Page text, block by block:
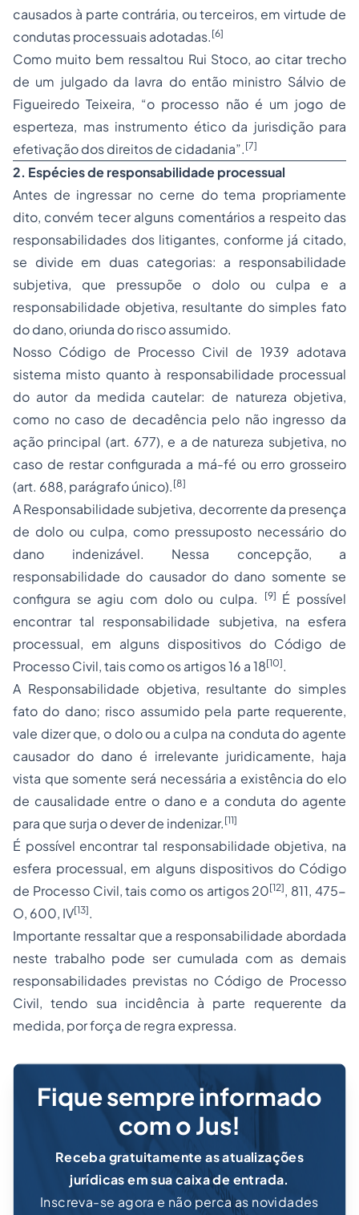
causados à parte contrária, ou terceiros, em virtude de
condutas processuais adotadas. [6]
Como muito bem ressaltou Rui Stoco, ao citar trecho
de um julgado da lavra do então ministro Sálvio de
Figueiredo Teixeira, “o processo não é um jogo de
esperteza, mas instrumento ético da jurisdição para
efetivação dos direitos de cidadania”. [7]
2. Espécies de responsabilidade processual
Antes de ingressar no cerne do tema propriamente
dito, convém tecer alguns comentários a respeito das
responsabilidades dos litigantes, conforme já citado,
se divide em duas categorias: a responsabilidade
subjetiva, que pressupõe o dolo ou culpa e a
responsabilidade objetiva, resultante do simples fato
do dano, oriunda do risco assumido.
Nosso Código de ProcessoCivil de 1939 adotava
sistema misto quanto à responsabilidade processual
do autor da medida cautelar: de natureza objetiva,
como no caso de decadência pelo não ingresso da
ação principal (art. 677), e a de natureza subjetiva, no
caso de restar configurada a má-fé ou erro grosseiro
(art. 688, parágrafo único). [8]
A Responsabilidade subjetiva, decorrente da presença
de dolo ou culpa, como pressuposto necessário do
dano indenizável. Nessa concepção, a
responsabilidade do causador do dano somente se
configura se agiu com dolo ou culpa.
[9] É possível
encontrar tal responsabilidade subjetiva, na esfera
processual, em alguns dispositivos do Código de
Processo Civil, tais como os artigos 16 a 18[10].
A Responsabilidade objetiva, resultante do simples
fato do dano; risco assumido pela parte requerente,
vale dizer que, o dolo ou a culpa na conduta do agente
causador do dano é irrelevante juridicamente, haja
vista que somente será necessária a existência do elo
de causalidade entre o dano e a conduta do agente
para que surja o dever de indenizar. [11]
É possível encontrar tal responsabilidade objetiva, na
esfera processual, em alguns dispositivos do Código
de Processo Civil, tais como os artigos 20[12], 811, 475-
O, 600, IV[13].
Importante ressaltar que a responsabilidade abordada
neste trabalho pode ser cumulada com as demais
responsabilidades previstas no Código de Processo
Civil, tendo sua incidência à parte requerente da
medida, por força de regra expressa.
Fique sempre informado
com o Jus!
Receba gratuitamente as atualizações
jurídicas em sua caixa de entrada.
Inscreva-se agora e não perca as novidades